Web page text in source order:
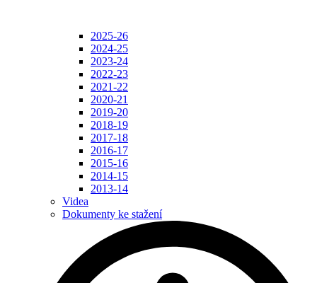
2025-26
2024-25
2023-24
2022-23
2021-22
2020-21
2019-20
2018-19
2017-18
2016-17
2015-16
2014-15
2013-14
Videa
Dokumenty ke stažení